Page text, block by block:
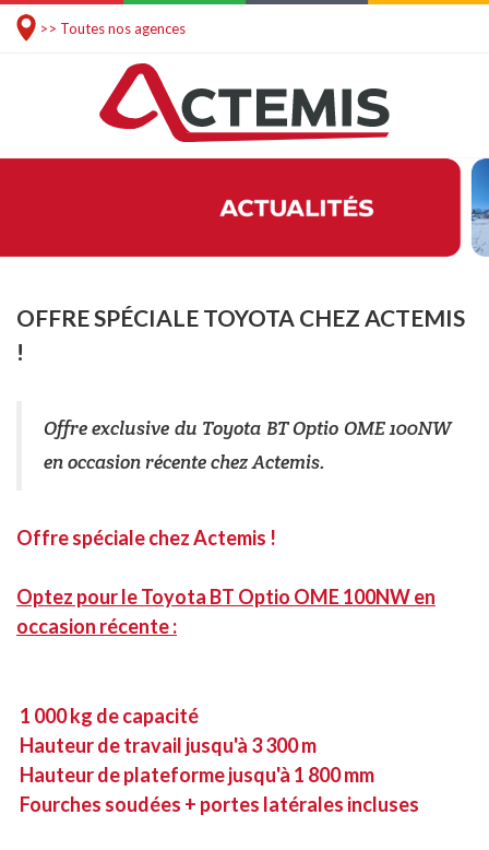
>> Toutes nos agences
OFFRE SPÉCIALE TOYOTA CHEZ ACTEMIS
!
Offre exclusive du Toyota BT Optio OME 100NW
en occasion récente chez Actemis.
Offre spéciale chez Actemis !
Optez pour le Toyota BT Optio OME 100NW en
occasion récente :
1 000 kg de capacité
Hauteur de travail jusqu'à 3 300 m
Hauteur de plateforme jusqu'à 1 800 mm
Fourches soudées + portes latérales incluses